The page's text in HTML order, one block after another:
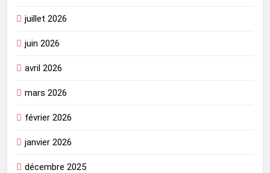
juillet 2026
juin 2026
avril 2026
mars 2026
février 2026
janvier 2026
décembre 2025